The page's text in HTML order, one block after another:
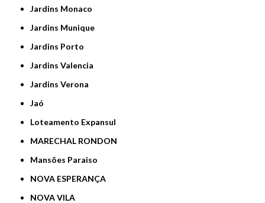
Jardins Monaco
Jardins Munique
Jardins Porto
Jardins Valencia
Jardins Verona
Jaó
Loteamento Expansul
MARECHAL RONDON
Mansões Paraiso
NOVA ESPERANÇA
NOVA VILA